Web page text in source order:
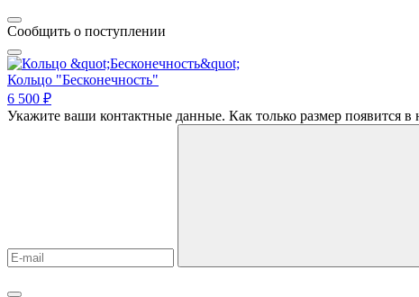
Сообщить о поступлении
Кольцо "Бесконечность"
6 500 ₽
Укажите ваши контактные данные. Как только размер появится